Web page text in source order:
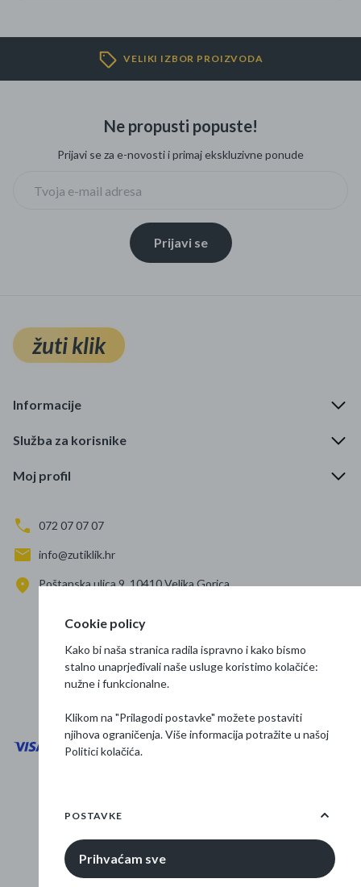
VELIKI IZBOR PROIZVODA
Ne propusti popuste!
Prijavi se za e-novosti i primaj ekskluzivne ponude
Prijavi se
žuti klik
Informacije
Služba za korisnike
Moj profil
072 07 07 07
info@zutiklik.hr
Poštanska ulica 9, 10410 Velika Gorica
Prati nas
Osnovne informacije
© 2026 Žuti klik
Cookie policy
Kako bi naša stranica radila ispravno i kako bismo
stalno unaprjeđivali naše usluge koristimo kolačiće:
nužne i funkcionalne.
Klikom na "Prilagodi postavke" možete postaviti
njihova ograničenja. Više informacija potražite u našoj
Politici kolačića.
POSTAVKE
Prihvaćam sve